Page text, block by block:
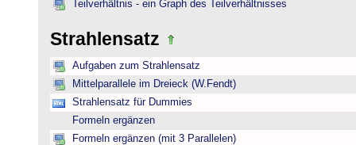
Teilverhältnis - ein Graph des Teilverhältnisses
Strahlensatz
Aufgaben zum Strahlensatz
Mittelparallele im Dreieck (W.Fendt)
Strahlensatz für Dummies
Formeln ergänzen
Formeln ergänzen (mit 3 Parallelen)